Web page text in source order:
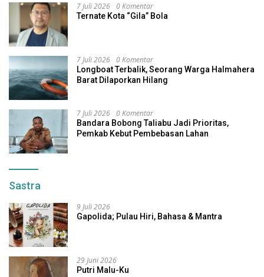
7 Juli 2026 0 Komentar
Ternate Kota “Gila” Bola
7 Juli 2026 0 Komentar
Longboat Terbalik, Seorang Warga Halmahera
Barat Dilaporkan Hilang
7 Juli 2026 0 Komentar
Bandara Bobong Taliabu Jadi Prioritas,
Pemkab Kebut Pembebasan Lahan
Sastra
9 Juli 2026
Gapolida; Pulau Hiri, Bahasa & Mantra
29 Juni 2026
Putri Malu-Ku